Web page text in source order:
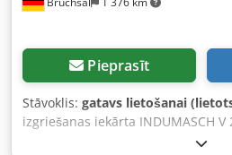
Pieprasīt
Stāvoklis: gatavs lietošanai
izgriešanas iekārta INDUMASCH
grādi -Griešanas garums 250 mm